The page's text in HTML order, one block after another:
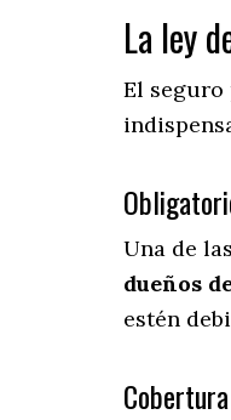
La ley
El
Una de
dueños
estén